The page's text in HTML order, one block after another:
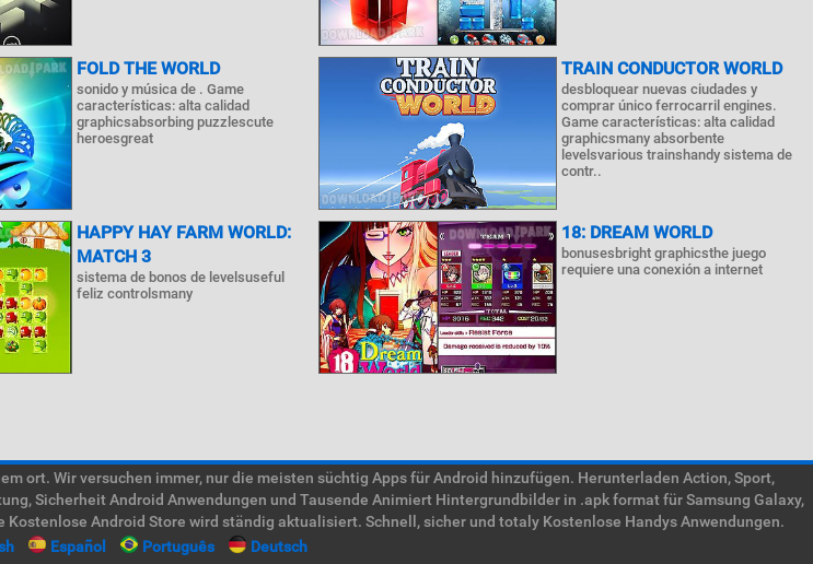
FOLD THE WORLD
sonido y música de . Game
características: alta calidad
graphicsabsorbing puzzlescute
heroesgreat
TRAIN CONDUCTOR WORLD
desbloquear nuevas ciudades y
comprar único ferrocarril engines.
Game características: alta calidad
graphicsmany absorbente
levelsvarious trainshandy sistema de
contr..
HAPPY HAY FARM WORLD:
MATCH 3
sistema de bonos de levelsuseful
feliz controlsmany
18: DREAM WORLD
bonusesbright graphicsthe juego
requiere una conexión a internet
ort. Wir versuchen immer, nur die meisten süchtig Apps für Android hinzufügen. Herunterladen Action, Sport,
Sicherheit Android Anwendungen und Tausende Animiert Hintergrundbilder in .apk format für Samsung Galaxy,
Kostenlose Android Store wird ständig aktualisiert. Schnell, sicher und totaly Kostenlose Handys Anwendungen.
Español Português
Deutsch